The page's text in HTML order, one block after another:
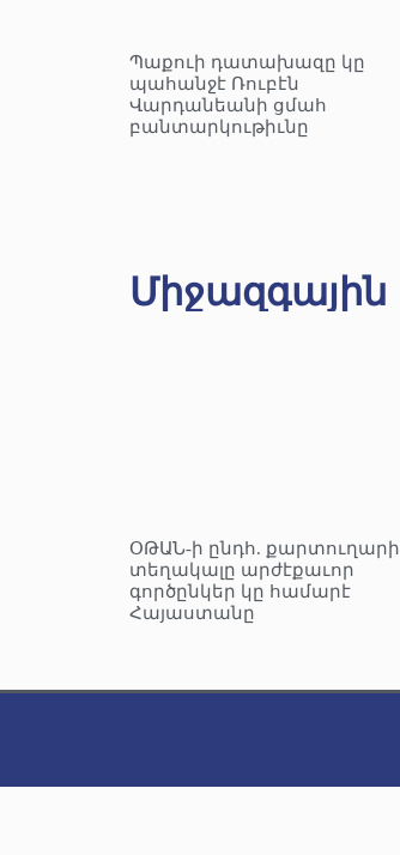
Պաքուի դատախազը կը
պահանջէ Ռուբէն
Վարդանեանի ցմահ
բանտարկութիւնը
Միջազգային
ՕԹԱՆ-ի ընդհ. քարտուղարի
տեղակալը արժէքաւոր
գործընկեր կը համարէ
Հայաստանը